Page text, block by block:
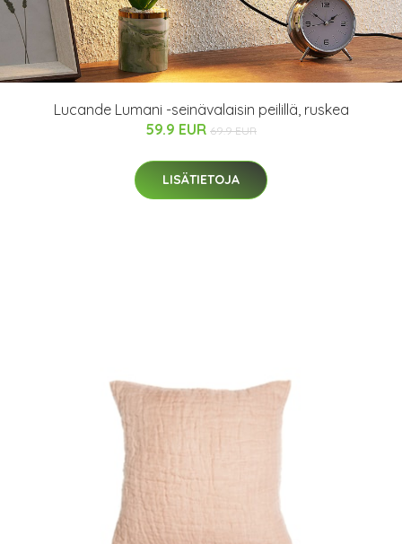
Lucande Lumani -seinävalaisin peilillä, ruskea
59.9 EUR 69.9 EUR
LISÄTIETOJA